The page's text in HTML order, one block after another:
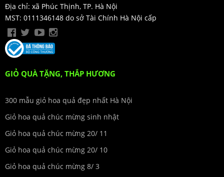
Địa chỉ: xã Phúc Thịnh, TP. Hà Nội
MST: 0111346148 do sở Tài Chính Hà Nội cấp
GIỎ QUÀ TẶNG, THẮP HƯƠNG
300 mẫu giỏ hoa quả đẹp nhất Hà Nội
Giỏ hoa quả chúc mừng sinh nhật
Giỏ hoa quả chúc mừng 20/ 11
Giỏ hoa quả chúc mừng 20/ 10
Giỏ hoa quả chúc mừng 8/ 3